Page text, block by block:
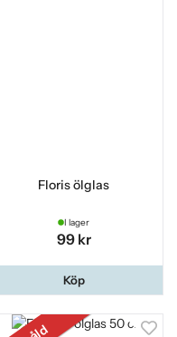
Floris ölglas
I lager
99 kr
Köp